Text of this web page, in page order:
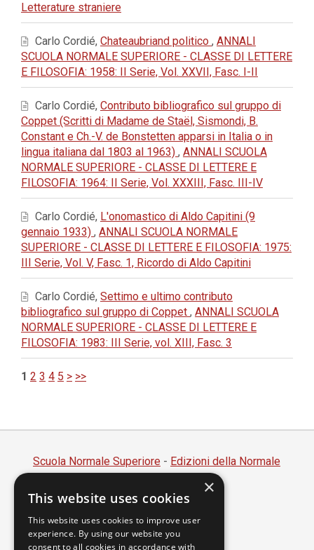
Letterature straniere
Carlo Cordié, Chateaubriand politico , ANNALI
SCUOLA NORMALE SUPERIORE - CLASSE DI LETTERE
E FILOSOFIA: 1958: II Serie, Vol. XXVII, Fasc. I-II
Carlo Cordié, Contributo bibliografico sul gruppo di
Coppet (Scritti di Madame de Staël, Sismondi, B.
Constant e Ch.-V. de Bonstetten apparsi in Italia o in
lingua italiana dal 1803 al 1963) , ANNALI SCUOLA
NORMALE SUPERIORE - CLASSE DI LETTERE E
FILOSOFIA: 1964: II Serie, Vol. XXXIII, Fasc. III-IV
Carlo Cordié, L'onomastico di Aldo Capitini (9
gennaio 1933) , ANNALI SCUOLA NORMALE
SUPERIORE - CLASSE DI LETTERE E FILOSOFIA: 1975:
III Serie, Vol. V, Fasc. 1, Ricordo di Aldo Capitini
Carlo Cordié, Settimo e ultimo contributo
bibliografico sul gruppo di Coppet , ANNALI SCUOLA
NORMALE SUPERIORE - CLASSE DI LETTERE E
FILOSOFIA: 1983: III Serie, vol. XIII, Fasc. 3
1 2 3 4 5 > >>
Scuola Normale Superiore - Edizioni della Normale
Piazza dei Cavalieri, 7 - 56126 Pisa
Codice fiscale 80005050507
Partita IVA 00420000507
segreteria.annali@sns.it
×
This website uses cookies
This website uses cookies to improve user
experience. By using our website you
consent to all cookies in accordance with